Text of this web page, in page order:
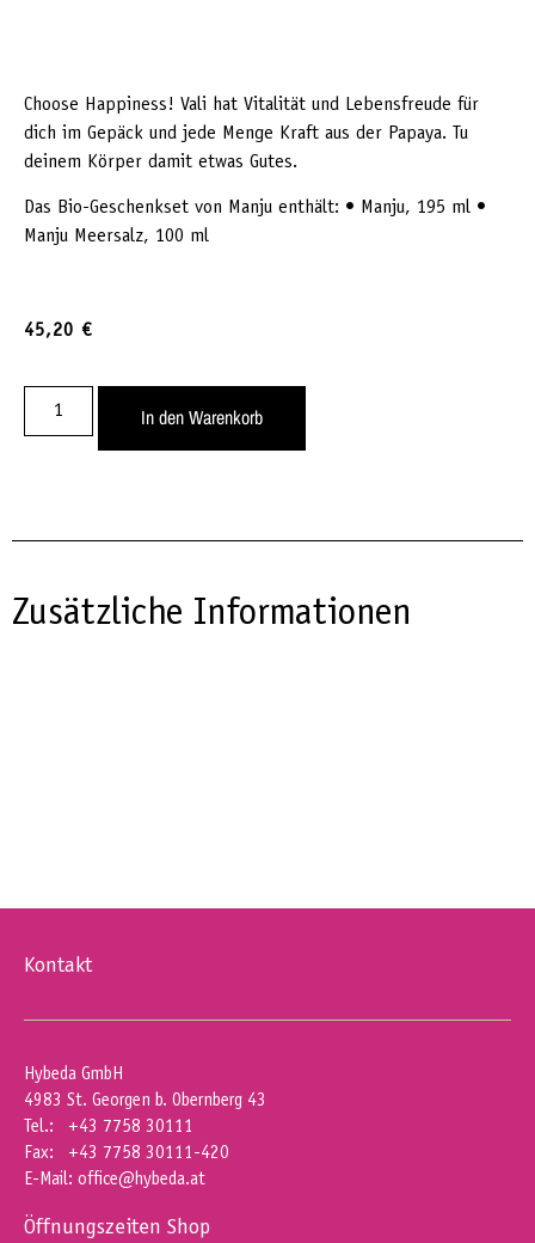
Choose Happiness! Vali hat Vitalität und Lebensfreude für
dich im Gepäck und jede Menge Kraft aus der Papaya. Tu
deinem Körper damit etwas Gutes.
Das Bio-Geschenkset von Manju enthält: • Manju, 195 ml •
Manju Meersalz, 100 ml
45,20 €
In den Warenkorb
Zusätzliche Informationen
Kontakt
Hybeda GmbH
4983 St. Georgen b. Obernberg 43
Tel.: +43 7758 30111
Fax: +43 7758 30111-420
E-Mail: office@hybeda.at
Öffnungszeiten Shop